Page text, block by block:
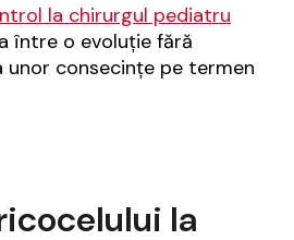
la chirurgul pediatru
între o evoluție fără
unor consecințe pe termen
la